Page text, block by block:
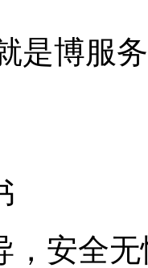
是博服
，安全